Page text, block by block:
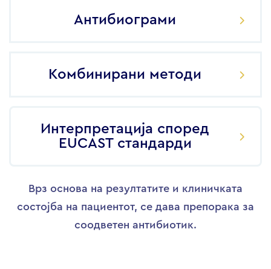
Антибиограми
Комбинирани методи
Интерпретација според
EUCAST стандарди
Врз основа на резултатите и клиничката
состојба на пациентот, се дава препорака за
соодветен антибиотик.